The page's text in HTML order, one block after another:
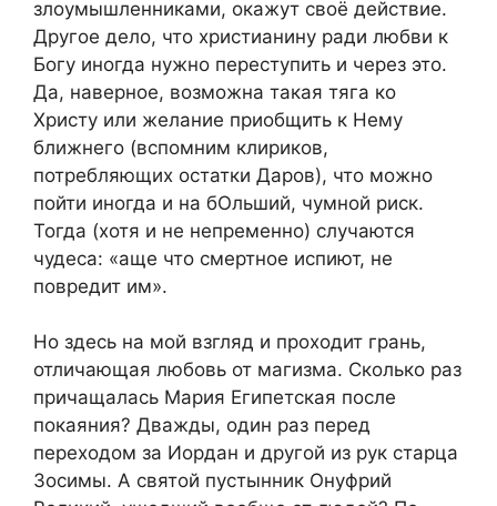
злоумышленниками, окажут своё действие.
Другое дело, что христианину ради любви к
Богу иногда нужно переступить и через это.
Да, наверное, возможна такая тяга ко
Христу или желание приобщить к Нему
ближнего (вспомним клириков,
потребляющих остатки Даров), что можно
пойти иногда и на бОльший, чумной риск.
Тогда (хотя и не непременно) случаются
чудеса: «аще что смертное испиют, не
повредит им».
Но здесь на мой взгляд и проходит грань,
отличающая любовь от магизма. Сколько раз
причащалась Мария Египетская после
покаяния? Дважды, один раз перед
переходом за Иордан и другой из рук старца
Зосимы. А святой пустынник Онуфрий